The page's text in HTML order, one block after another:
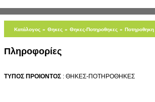
Κατάλογος » Θηκες » Θηκες-Ποτηροθηκες » Ποτηροθηκη
Πληροφορίες
ΤΥΠΟΣ ΠΡΟΙΟΝΤΟΣ : ΘΗΚΕΣ-ΠΟΤΗΡΟΘΗΚΕΣ